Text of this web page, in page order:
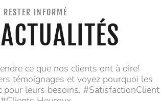
RESTER INFORMÉ
ce que nos clients ont à dire!
témoignages et voyez pourquoi les
pour leurs besoins. #SatisfactionClient